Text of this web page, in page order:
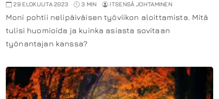
29 ELOKUUTA 2023 3 MIN ITSENSÄ JOHTAMINEN
Moni pohtii nelipäiväisen työviikon aloittamista. Mitä
tulisi huomioida ja kuinka asiasta sovitaan
työnantajan kanssa?